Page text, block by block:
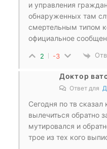
и управления
обнаруженных там
смертельным типом
официальное
2 -3
Доктор
Ответ для
Сегодня по тв сказал
вылечиться обратно
мутировался и
трое из тех кого